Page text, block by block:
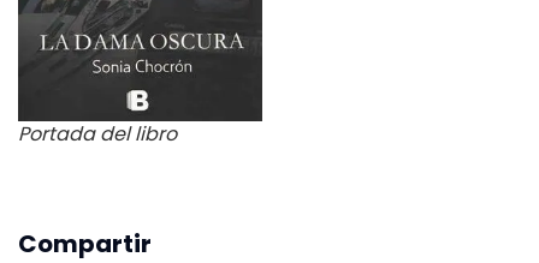
Portada del libro
Compartir